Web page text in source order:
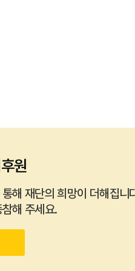
원
해 재단의 희망이 더해집니
해 주세요.